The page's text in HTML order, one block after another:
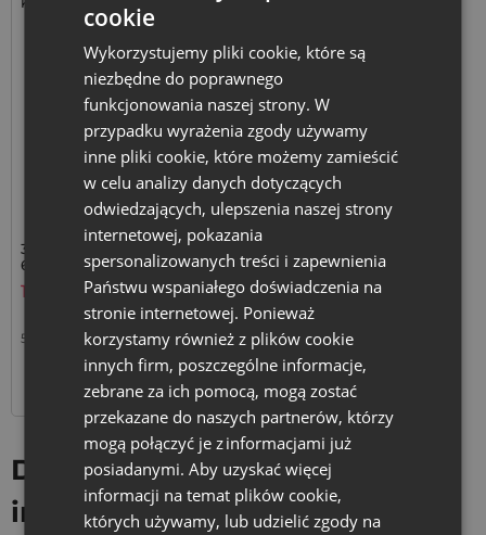
3 szt. Worki z organzy 45 x
60 cm - białe
16,59
5,53 zł / szt. 1 op. = 3 szt.
Duże worki 45×60 cm –
imponujący rozmiar do zadań
cookie
Wykorzystujemy pliki cookie, które są
niezbędne do poprawnego
funkcjonowania naszej strony. W
przypadku wyrażenia zgody używamy
inne pliki cookie, które możemy zamieścić
w celu analizy danych dotyczących
odwiedzających, ulepszenia naszej strony
internetowej, pokazania
spersonalizowanych treści i zapewnienia
Państwu wspaniałego doświadczenia na
stronie internetowej. Ponieważ
korzystamy również z plików cookie
innych firm, poszczególne informacje,
zebrane za ich pomocą, mogą zostać
przekazane do naszych partnerów, którzy
mogą połączyć je z informacjami już
posiadanymi. Aby uzyskać więcej
informacji na temat plików cookie,
których używamy, lub udzielić zgody na